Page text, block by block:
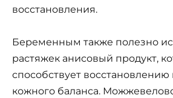
восстановления.
Беременным также полезно
растяжек анисовый продукт,
способствует
кожного баланса.